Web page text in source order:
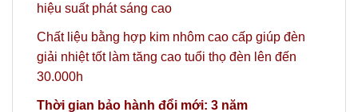
hiệu suất phát sáng cao
Chất liệu bằng hợp kim nhôm cao cấp giúp đèn
giải nhiệt tốt làm tăng cao tuổi thọ đèn lên đến
30.000h
Thời gian bảo hành đổi mới: 3 năm